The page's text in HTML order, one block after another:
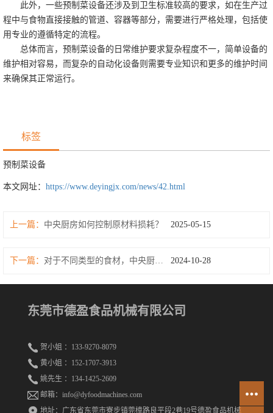
此外，一些预制菜设备还涉及到卫生标准较高的要求，如在生产过
程中与食物直接接触的管道、容器等部分，需要进行严格处理，包括使
用专业的遵循特定的流程。
总体而言，预制菜设备的日常维护要求复杂程度不一，简单设备的
维护相对容易，而复杂的自动化设备则需要专业知识和更多的维护时间
来确保其正常运行。
标签
预制菜设备
本文网址： https://www.deyingjx.com/news/42.html
上一篇： 中央厨房如何控制原材料损耗？ 2025-05-15
下一篇： 对于不同类型的食材，中央厨房的处理方法有何不同 2024-10-28
东莞市德盈食品机械有限公司
贺小姐 ：133-9270-8079
黄小姐 ：152-1707-3913
姚先生 ：134-1425-2609
邮箱：info@dyfoodmachines.com
地址：广东省东莞市寮步镇莞樟路良平段2巷19号德盈食品机械